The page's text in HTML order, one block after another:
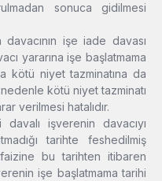
sonuca gidilmesi
işe iade davası
yararına işe başlatmama
kötü niyet tazminatına da
kötü niyet tazminatı
verilmesi hatalıdır.
işverenin davacıyı
tarihte feshedilmiş
faizine bu tarihten itibaren
işe başlatmama tarihi